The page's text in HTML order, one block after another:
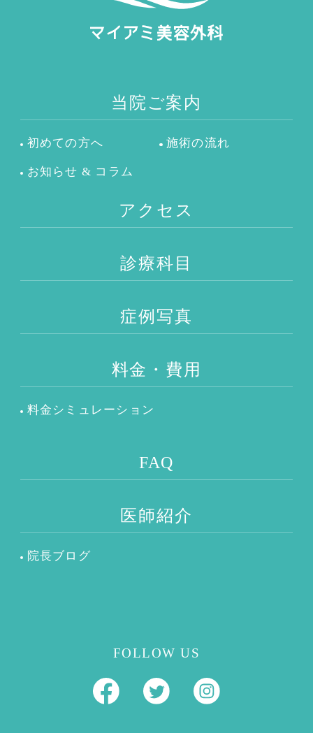
当院ご案内
初めての方へ 施術の流れ
お知らせ & コラム
アクセス
診療科目
症例写真
料金・費用
料金シミュレーション
FAQ
医師紹介
院長ブログ
FOLLOW US